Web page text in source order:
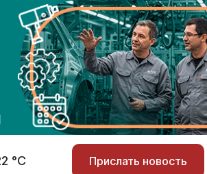
°С Прислать новость